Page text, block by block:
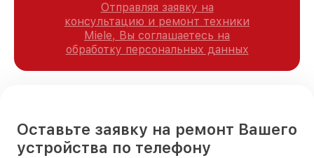
Отправляя заявку на
консультацию и ремонт техники
Miele, Вы соглашаетесь на
обработку персональных данных
Оставьте заявку на ремонт Вашего
устройства по телефону